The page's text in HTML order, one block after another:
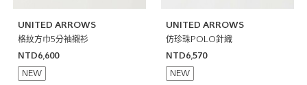
UNITED ARROWS
格紋方巾5分袖襯衫
NTD6,600
NEW
UNITED ARROWS
仿珍珠POLO針織
NTD6,570
NEW